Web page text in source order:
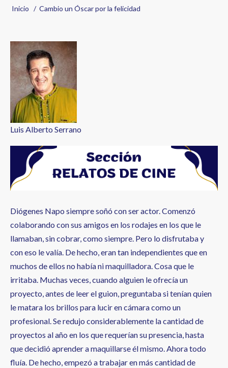
Sobrescribir
de
ayuda
a
la
navegación
Inicio Cambio un Óscar por la felicidad
Luis Alberto Serrano
Diógenes Napo siempre soñó con ser actor. Comenzó
colaborando con sus amigos en los rodajes en los que le
llamaban, sin cobrar, como siempre. Pero lo disfrutaba y
con eso le valía. De hecho, eran tan independientes que en
muchos de ellos no había ni maquilladora. Cosa que le
irritaba. Muchas veces, cuando alguien le ofrecía un
proyecto, antes de leer el guion, preguntaba si tenían quien
le matara los brillos para lucir en cámara como un
profesional. Se redujo considerablemente la cantidad de
proyectos al año en los que requerían su presencia, hasta
que decidió aprender a maquillarse él mismo. Ahora todo
fluía. De hecho, empezó a trabajar en más cantidad de